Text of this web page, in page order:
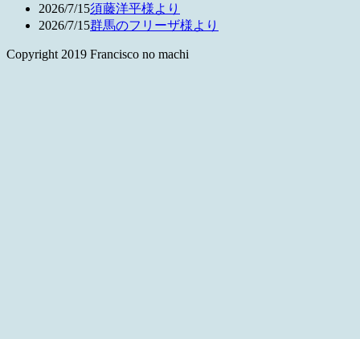
2026/7/15須藤洋平様より
2026/7/15群馬のフリーザ様より
Copyright 2019 Francisco no machi